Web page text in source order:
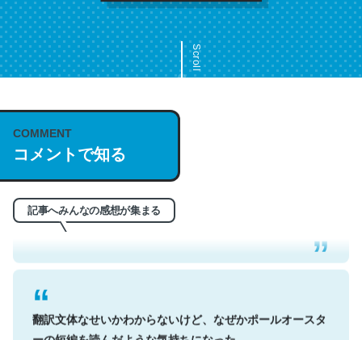
Scroll
COMMENT
コメントで知る
記事へみんなの感想が集まる
これは名文。彼はとてもクレバーなんだろうなと凄く思
う。英語少しでも読める人は原文もお勧め。自分はこの流
─今のこの状況が信じられるかい？ by ラーズ・ヌートバー
翻訳文体なせいかわからないけど、なぜかポールオースタ
ーの短編を読んだような気持ちになった